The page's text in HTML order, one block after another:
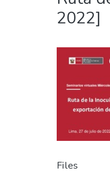
2022]
Files